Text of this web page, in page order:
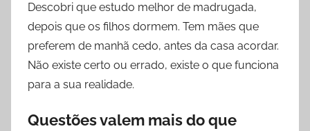
Descobri que estudo melhor de madrugada,
depois que os filhos dormem. Tem mães que
preferem de manhã cedo, antes da casa acordar.
Não existe certo ou errado, existe o que funciona
para a sua realidade.
Questões valem mais do que